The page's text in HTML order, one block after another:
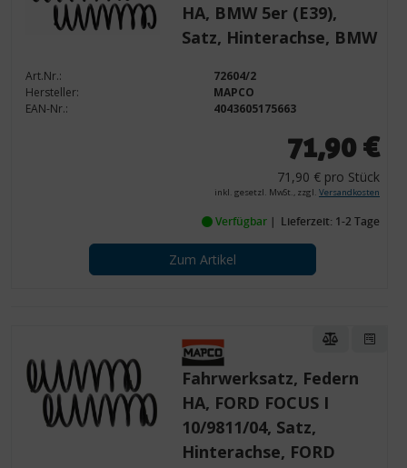
HA, BMW 5er (E39),
Satz, Hinterachse, BMW
Art.Nr.:
72604/2
Hersteller:
MAPCO
EAN-Nr.:
4043605175663
71,90 €
71,90 € pro Stück
inkl. gesetzl. MwSt., zzgl. Versandkosten
Verfügbar Lieferzeit: 1-2 Tage
Zum Artikel
Fahrwerksatz, Federn
HA, FORD FOCUS I
10/9811/04, Satz,
Hinterachse, FORD